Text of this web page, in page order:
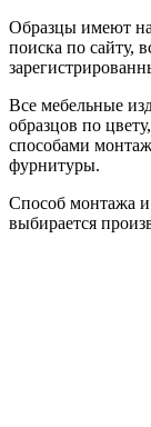
Образцы имеют
поиска по сайту,
Все мебельные
образцов по
способами
фурнитуры.
Способ монтажа
выбирается